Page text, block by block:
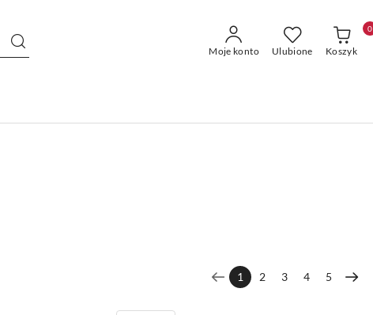
Moje konto Ulubione Koszyk
0
1 2 3 4 5